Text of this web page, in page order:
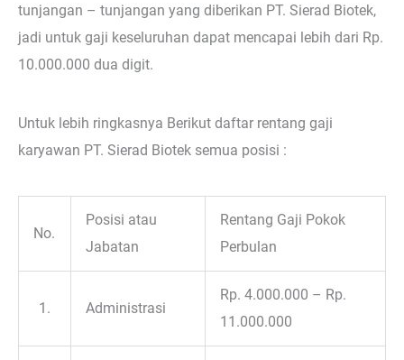
tunjangan – tunjangan yang diberikan PT. Sierad Biotek,
jadi untuk gaji keseluruhan dapat mencapai lebih dari Rp.
10.000.000 dua digit.
Untuk lebih ringkasnya Berikut daftar rentang gaji
karyawan PT. Sierad Biotek semua posisi :
No.
Posisi atau
Jabatan
Rentang Gaji Pokok
Perbulan
1. Administrasi
Rp. 4.000.000 – Rp.
11.000.000